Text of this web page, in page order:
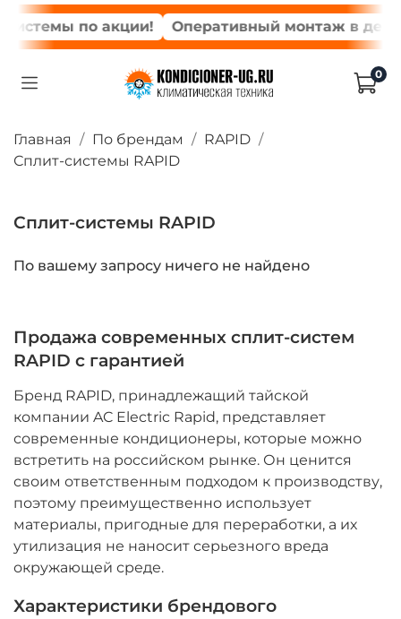
по акции! Оперативный монтаж в день
0
Главная По брендам
RAPID
Сплит-системы RAPID
Сплит-системы RAPID
По вашему запросу ничего не найдено
Продажа современных сплит-систем
RAPID с гарантией
Бренд RAPID, принадлежащий тайской
компании AC Electric Rapid, представляет
современные кондиционеры, которые можно
встретить на российском рынке. Он ценится
своим ответственным подходом к производству,
поэтому преимущественно использует
материалы, пригодные для переработки, а их
утилизация не наносит серьезного вреда
окружающей среде.
Характеристики брендового